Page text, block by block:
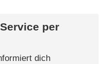
per
dich